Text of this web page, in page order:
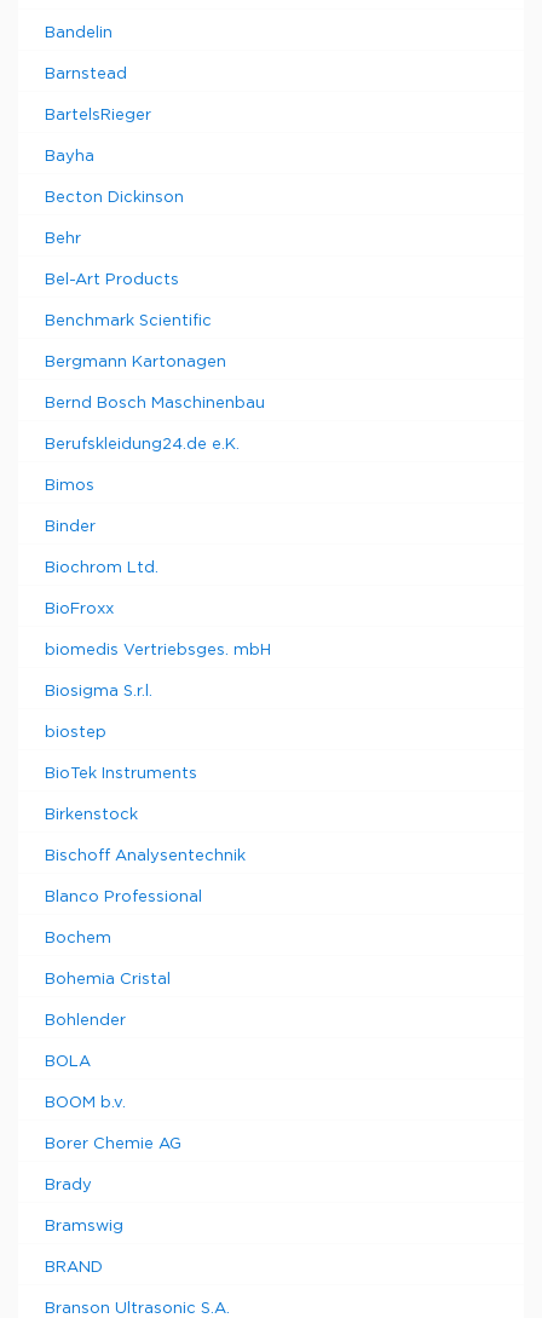
Bandelin
Barnstead
BartelsRieger
Bayha
Becton Dickinson
Behr
Bel-Art Products
Benchmark Scientific
Bergmann Kartonagen
Bernd Bosch Maschinenbau
Berufskleidung24.de e.K.
Bimos
Binder
Biochrom Ltd.
BioFroxx
biomedis Vertriebsges. mbH
Biosigma S.r.l.
biostep
BioTek Instruments
Birkenstock
Bischoff Analysentechnik
Blanco Professional
Bochem
Bohemia Cristal
Bohlender
BOLA
BOOM b.v.
Borer Chemie AG
Brady
Bramswig
BRAND
Branson Ultrasonic S.A.